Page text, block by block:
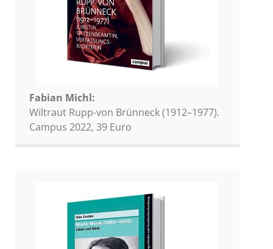
Fabian Michl:
Wiltraut Rupp-von Brünneck (1912–1977).
Campus 2022, 39 Euro